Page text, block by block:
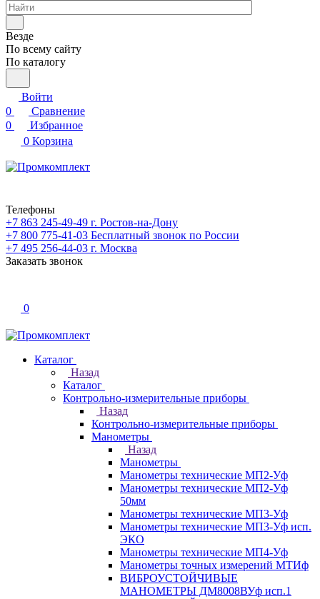
Везде
По всему сайту
По каталогу
Войти
0
Сравнение
0
Избранное
0 Корзина
Телефоны
+7 863 245-49-49 г. Ростов-на-Дону
+7 800 775-41-03 Бесплатный звонок по России
+7 495 256-44-03 г. Москва
Заказать звонок
0
Каталог
Назад
Каталог
Контрольно-измерительные приборы
Назад
Контрольно-измерительные приборы
Манометры
Назад
Манометры
Манометры технические МП2-Уф
Манометры технические МП2-Уф
50мм
Манометры технические МП3-Уф
Манометры технические МП3-Уф исп.
ЭКО
Манометры технические МП4-Уф
Манометры точных измерений МТИф
ВИБРОУСТОЙЧИВЫЕ
МАНОМЕТРЫ ДМ8008ВУф исп.1